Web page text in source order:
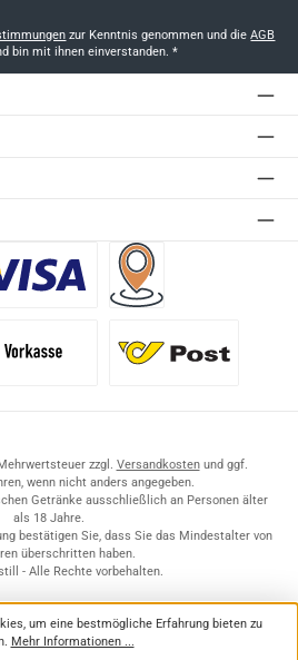
zur Kenntnis genommen und dieAGB
bin mit ihnen einverstanden. *
zzgl. Versandkostenund ggf.
wenn nicht anders angegeben.
Getränke ausschließlich an Personen älter
als 18 Jahre.
bestätigen Sie, dass Sie das Mindestalter von
überschritten haben.
- Alle Rechte vorbehalten.
um eine bestmögliche Erfahrung bieten zu
Mehr Informationen ...